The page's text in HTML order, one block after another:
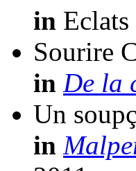
in
Sourire
in De la
Un
in